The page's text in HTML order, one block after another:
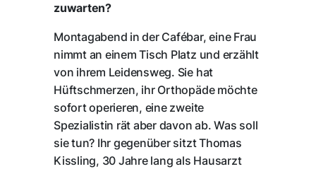
zuwarten?
Montagabend in der Cafébar, eine Frau
nimmt an einem Tisch Platz und erzählt
von ihrem Leidensweg. Sie hat
Hüftschmerzen, ihr Orthopäde möchte
sofort operieren, eine zweite
Spezialistin rät aber davon ab. Was soll
sie tun? Ihr gegenüber sitzt Thomas
Kissling, 30 Jahre lang als Hausarzt